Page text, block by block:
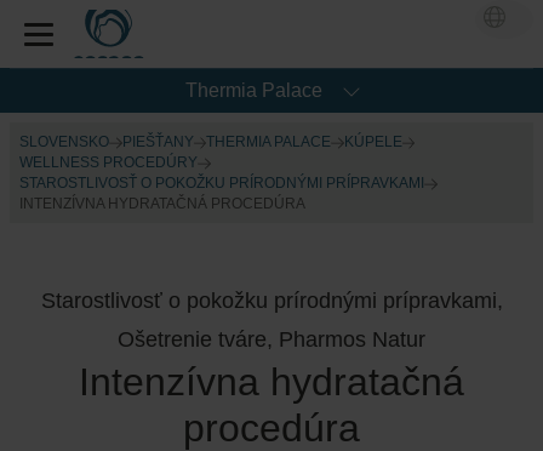
Thermia Palace
SLOVENSKO PIEŠŤANY THERMIA PALACE
KÚPELE
WELLNESS PROCEDÚRY
STAROSTLIVOSŤ O POKOŽKU PRÍRODNÝMI PRÍPRAVKAMI
INTENZÍVNA HYDRATAČNÁ PROCEDÚRA
Starostlivosť o pokožku prírodnými prípravkami,
Ošetrenie tváre, Pharmos Natur
Intenzívna hydratačná
procedúra